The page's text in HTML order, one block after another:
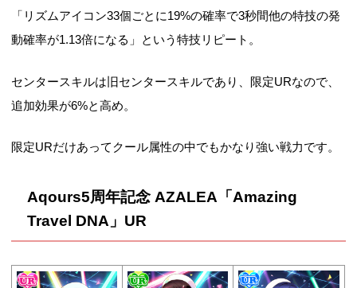
「リズムアイコン33個ごとに19%の確率で3秒間他の特技の発
動確率が1.13倍になる」という特技リピート。
センタースキルは旧センタースキルであり、限定URなので、
追加効果が6%と高め。
限定URだけあってクール属性の中でもかなり強い戦力です。
Aqours5周年記念 AZALEA「Amazing
Travel DNA 」UR